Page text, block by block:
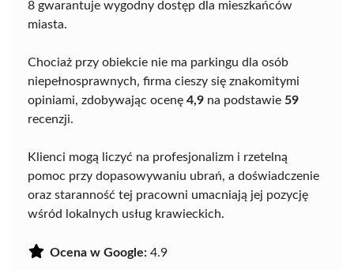
8 gwarantuje wygodny dostęp dla mieszkańców
miasta.
Chociaż przy obiekcie nie ma parkingu dla osób
niepełnosprawnych, firma cieszy się znakomitymi
opiniami, zdobywając ocenę 4,9 na podstawie 59
recenzji.
Klienci mogą liczyć na profesjonalizm i rzetelną
pomoc przy dopasowywaniu ubrań, a doświadczenie
oraz staranność tej pracowni umacniają jej pozycję
wśród lokalnych usług krawieckich.
Ocena w Google: 4.9